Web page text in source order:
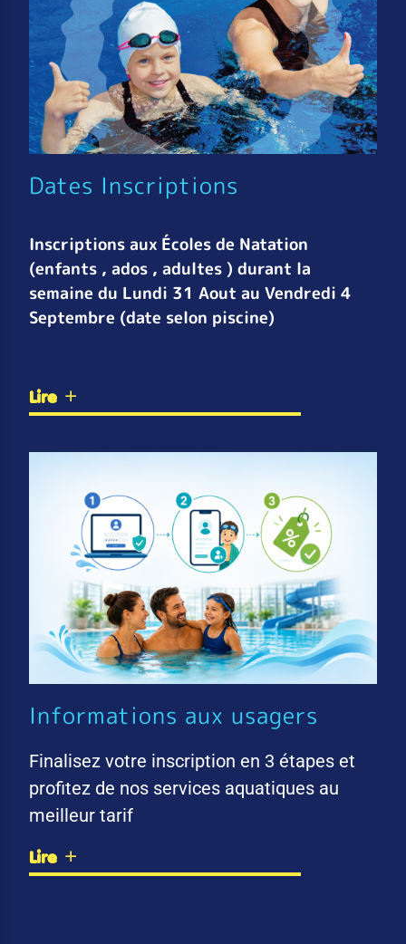
Dates Inscriptions
Inscriptions aux Écoles de Natation
(enfants , ados , adultes ) durant la
semaine du Lundi 31 Aout au Vendredi 4
Septembre (date selon piscine)
Lire
Informations aux usagers
Finalisez votre inscription en 3 étapes et
profitez de nos services aquatiques au
meilleur tarif
Lire